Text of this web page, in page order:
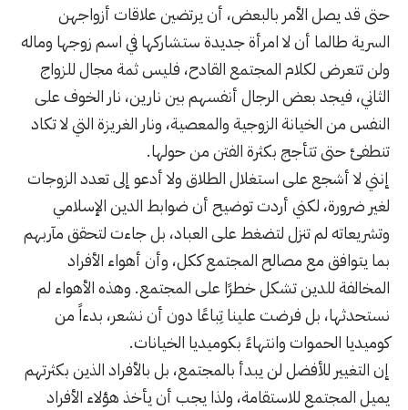
حتى قد يصل الأمر بالبعض، أن يرتضين علاقات أزواجهن
السرية طالما أن لا امرأة جديدة ستشاركها في اسم زوجها وماله
ولن تتعرض لكلام المجتمع القادح، فليس ثمة مجال للزواج
الثاني، فيجد بعض الرجال أنفسهم بين نارين، نار الخوف على
النفس من الخيانة الزوجية والمعصية، ونار الغريزة التي لا تكاد
تنطفئ حتى تتأجج بكثرة الفتن من حولها.
إنني لا أشجع على استغلال الطلاق ولا أدعو إلى تعدد الزوجات
لغير ضرورة، لكني أردت توضيح أن ضوابط الدين الإسلامي
وتشريعاته لم تنزل لتضغط على العباد، بل جاءت لتحقق مآربهم
بما يتوافق مع مصالح المجتمع ككل، وأن أهواء الأفراد
المخالفة للدين تشكل خطرًا على المجتمع. وهذه الأهواء لم
نستحدثها، بل فرضت علينا تِباعًا دون أن نشعر، بدءاً من
كوميديا الحموات وانتهاءً بكوميديا الخيانات.
إن التغيير للأفضل لن يبدأ بالمجتمع، بل بالأفراد الذين بكثرتهم
يميل المجتمع للاستقامة، ولذا يجب أن يأخذ هؤلاء الأفراد